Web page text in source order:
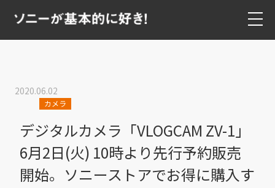
2020.06.02
カメラ
デジタルカメラ「VLOGCAM ZV-1」
6月2日(火) 10時より先行予約販売
開始。ソニーストアでお得に購入す